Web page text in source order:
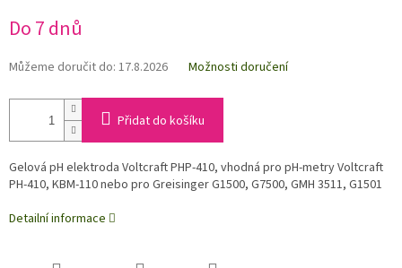
Do 7 dnů
Můžeme doručit do: 17.8.2026 Možnosti doručení
Přidat do košíku
Gelová pH elektroda Voltcraft PHP-410, vhodná pro pH-metry Voltcraft
PH-410, KBM-110 nebo pro Greisinger G1500, G7500, GMH 3511, G1501
Detailní informace